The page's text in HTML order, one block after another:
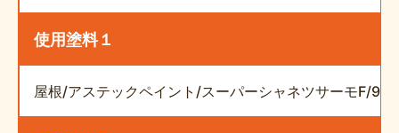
使用塗料１
屋根/アステックペイント/スーパーシャネツサーモF/